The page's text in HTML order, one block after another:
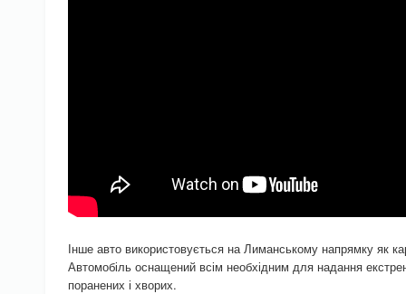
Інше авто використовується на Лиманському напрямку як
Автомобіль оснащений всім необхідним для надання
поранених і хворих.